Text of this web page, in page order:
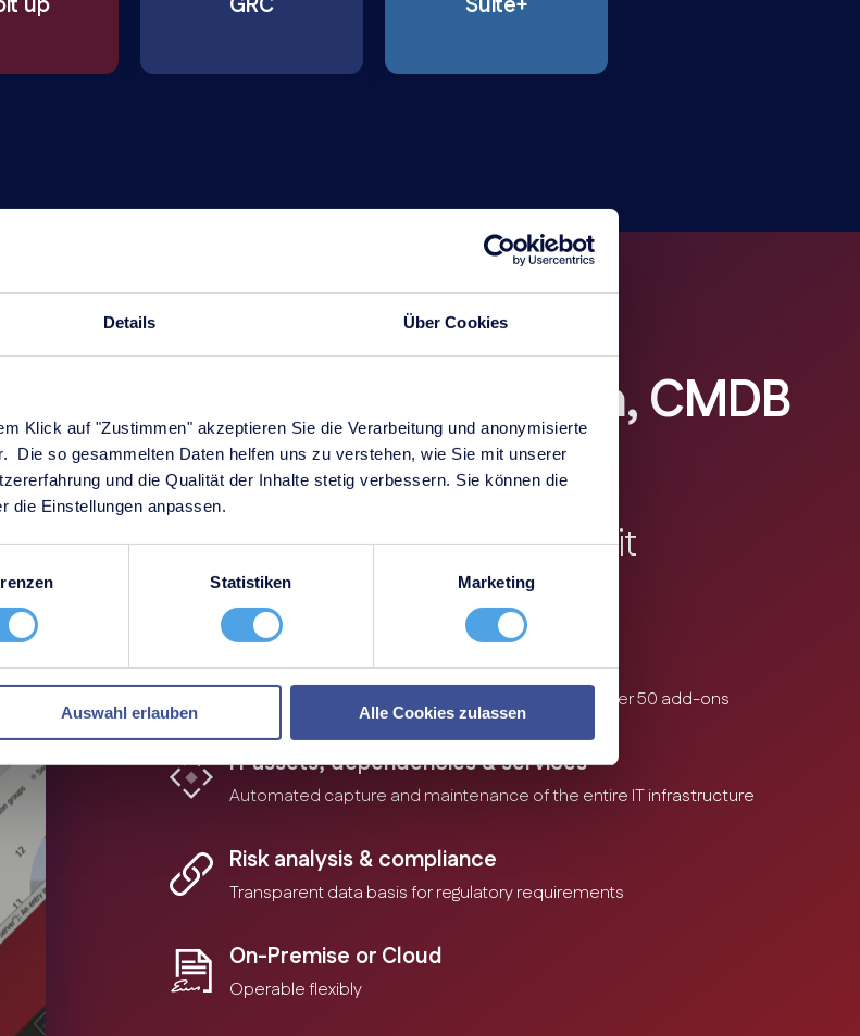
Details Über Cookies
Klick auf "Zustimmen" akzeptieren Sie die Verarbeitung und anonymisierte
Die so gesammelten Daten helfen uns zu verstehen, wie Sie mit unserer
und die Qualität der Inhalte stetig verbessern. Sie können die
die Einstellungen anpassen.
Statistiken Marketing
Auswahl erlauben Alle Cookies zulassen
for IT Documentation, CMDB
& ITSM
of customers have trusted i-doit
Integrations, Monitoring & Ticketing
Feature expansion via third-party systems and over 50 add-ons
IT assets, dependencies & services
Automated capture and maintenance of the entire IT infrastructure
Risk analysis & compliance
Transparent data basis for regulatory requirements
On-Premise or Cloud
Operable flexibly